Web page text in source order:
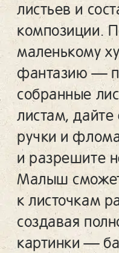
листьев и
композиции.
маленькому
фантазию —
собранные
листам,
ручки и
и разрешите
Малыш
к листочкам
создавая
картинки —